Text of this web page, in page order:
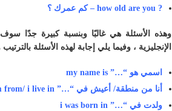
? how old are you – كم عمرك ؟
وهذه الأسئلة هي غالبًا وبنسبة كبيرة جدًا
الإنجليزية ، وفيما يلي إجابة لهذه الأسئلة
اسمي هو “…” my name is
أنا من منطقة/ أعيش في “…” I’m from/ i live in
ولدت في “…” i was born in